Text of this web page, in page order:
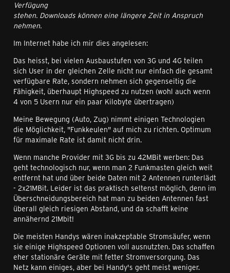
Verfügung
stehen. Downloads können eine längere Zeit in Anspruch
nehmen.
Im Internet habe ich mir dies angelesen:
Das heisst, bei vielen Ausbaustufen von 3G und 4G teilen
sich User in der gleichen Zelle nicht nur einfach die gesamt
verfügbare Rate, sondern nehmen sich gegenseitig die
Fähigkeit, überhaupt Highspeed zu nutzen (wohl auch wenn
4 von 5 Usern nur ein paar Kilobyte übertragen)
Meine Bewegung (Auto, Zug) nimmt einigen Technologien
die Möglichkeit, "Funkkeulen" auf mich zu richten. Optimum
für maximale Rate ist damit nicht drin.
Wenn manche Provider mit 3G bis zu 42MBit werben: Das
geht technologisch nur, wenn man 2 Funkmasten gleich weit
entfernt hat und über beide Daten mit 2 Antennen runterlädt
- 2x21MBit. Leider ist das praktisch seltenst möglich, denn im
Überschneidungsbereich hat man zu beiden Antennen fast
überall gleich riesigen Abstand, und da schafft keine
annähernd 21Mbit!
Die meisten Handys wären inakzeptable Stromsäufer, wenn
sie einige Highspeed Optionen voll ausnutzten. Das schaffen
eher stationäre Geräte mit fetter Stromversorgung. Das
Netz kann einiges, aber bei Handy's geht meist weniger.